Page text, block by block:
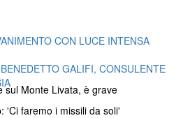
CON LUCE INTENSA
GALIFI, CONSULENTE
sul Monte Livata, è grave
'Ci faremo i missili da soli'